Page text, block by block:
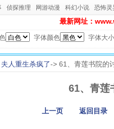
侦探推理 网游动漫 科幻小说 恐怖灵
最新网址：
字体颜色 字体大小
人重生杀疯了-> 61、青莲书院的
61、青莲
上一页 返回目录